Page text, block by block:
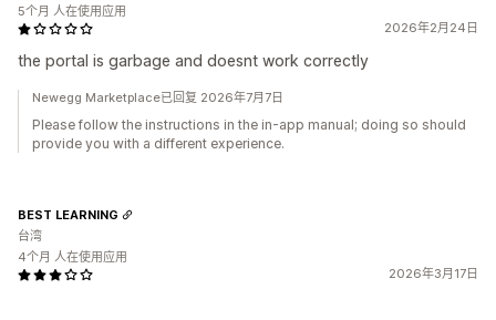
2026年2月24日
the portal is garbage and doesnt work correctly
5个月 人在使用应用
Newegg Marketplace已回复 2026年7月7日
Please follow the instructions in the in-app manual; doing so should
provide you with a different experience.
2026年3月17日
BEST LEARNING
台湾
4个月 人在使用应用